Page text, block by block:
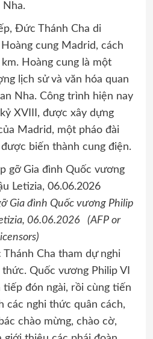
Nha.
Đức Thánh Cha di
cung Madrid, cách
Hoàng cung là một
lịch sử và văn hóa quan
Nha. Công trình hiện nay
XVIII, được xây dựng
Madrid, một pháo đài
biến thành cung điện.
Gia đình Quốc vương Philip
06.06.2026 (AFP or
Cha tham dự nghi
Quốc vương Philip VI
tiếp đón ngài, rồi cùng tiến
các nghi thức quân cách,
chào mừng, chào cờ,